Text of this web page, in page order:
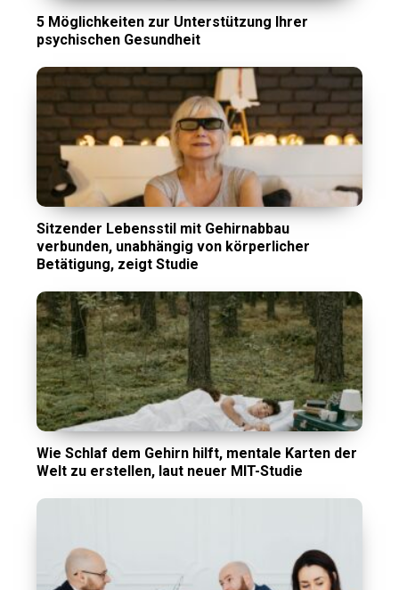
5 Möglichkeiten zur Unterstützung Ihrer
psychischen Gesundheit
Sitzender Lebensstil mit Gehirnabbau
verbunden, unabhängig von körperlicher
Betätigung, zeigt Studie
Wie Schlaf dem Gehirn hilft, mentale Karten der
Welt zu erstellen, laut neuer MIT-Studie